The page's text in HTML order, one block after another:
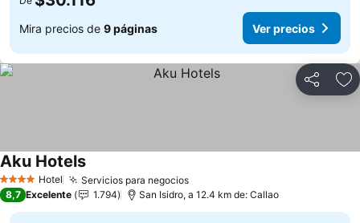
Mira precios de 9 páginas Ver precios
Compartir
4 EstrellasHotel Servicios para negocios
Aku Hotels
8,7 Excelente 1.794 San Isidro, a 12.4 km de: Callao